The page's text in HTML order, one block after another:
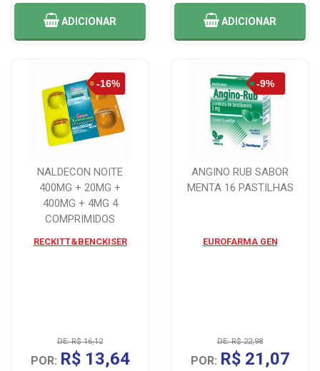
ADICIONAR ADICIONAR
NALDECON NOITE
400MG + 20MG +
400MG + 4MG 4
COMPRIMIDOS
RECKITT&BENCKISER
DE: R$ 16,12
POR: R$ 13,64
ANGINO RUB SABOR
MENTA 16 PASTILHAS
EUROFARMA GEN
DE: R$ 22,98
POR: R$ 21,07